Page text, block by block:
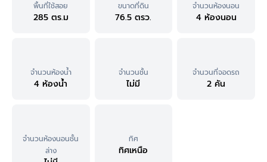
พื้นที่ใช้สอย
285 ตร.ม
ขนาดที่ดิน
76.5 ตรว.
จำนวนห้องนอน
4 ห้องนอน
จำนวนห้องน้ำ
4 ห้องน้ำ
จำนวนชั้น
ไม่มี
จำนวนที่จอดรถ
2 คัน
จำนวนห้องนอนชั้น
ล่าง
ทิศ
ทิศเหนือ